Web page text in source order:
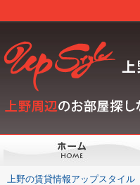
上野の賃貸情報アップスタイル